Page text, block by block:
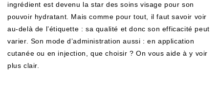
ingrédient est devenu la star des soins visage pour son
pouvoir hydratant. Mais comme pour tout, il faut savoir voir
au-delà de l’étiquette : sa qualité et donc son efficacité peut
varier. Son mode d’administration aussi : en application
cutanée ou en injection, que choisir ? On vous aide à y voir
plus clair.